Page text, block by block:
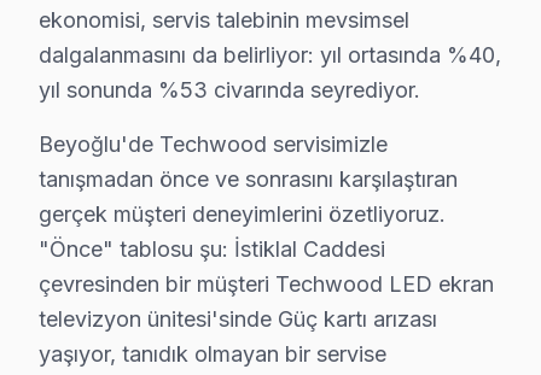
Sururi Mehmet Efendi Techwood Servis
Sururi Mehmet Efendi semtindeki Techwood TV sorunları
Beyoğlu Techwood Servis →
Sütlüce Techwood Servis
Sütlüce sakinleri Techwood TV arızaları için sık bizi
Sütlüce Techwood Açılmıyor Arıza →
Şahkulu Techwood Servis
Şahkulu mahallesi Techwood TV teknisyeniniz ortalama
Beyoğlu Techwood Servis →
ekonomisi, servis talebinin mevsimsel
dalgalanmasını da belirliyor: yıl ortasında %40,
yıl sonunda %53 civarında seyrediyor.
Beyoğlu'de Techwood servisimizle
tanışmadan önce ve sonrasını karşılaştıran
gerçek müşteri deneyimlerini özetliyoruz.
"Önce" tablosu şu: İstiklal Caddesi
çevresinden bir müşteri Techwood LED ekran
televizyon ünitesi'sinde Güç kartı arızası
yaşıyor, tanıdık olmayan bir servise